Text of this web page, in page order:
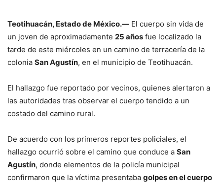
Teotihuacán, Estado de México.— El cuerpo sin vida de
un joven de aproximadamente 25 años fue localizado la
tarde de este miércoles en un camino de terracería de la
colonia San Agustín, en el municipio de Teotihuacán.
El hallazgo fue reportado por vecinos, quienes alertaron a
las autoridades tras observar el cuerpo tendido a un
costado del camino rural.
De acuerdo con los primeros reportes policiales, el
hallazgo ocurrió sobre el camino que conduce a San
Agustín, donde elementos de la policía municipal
confirmaron que la víctima presentaba golpes en el cuerpo